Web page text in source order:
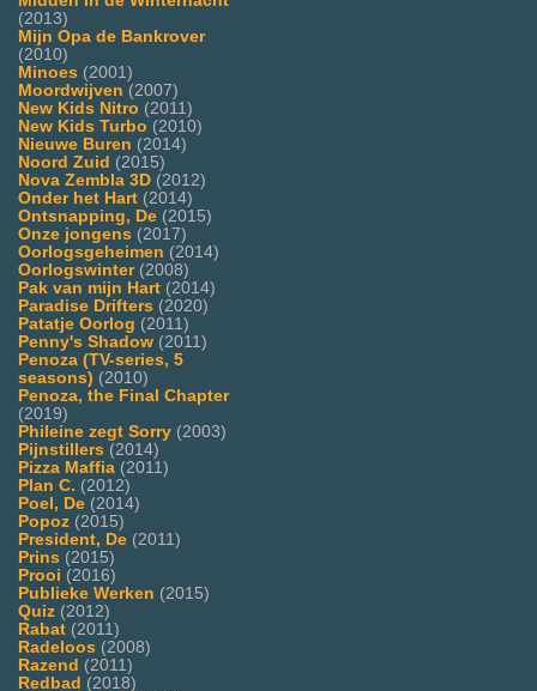
(2013)
Mijn Opa de Bankrover
(2010)
Minoes (2001)
Moordwijven (2007)
New Kids Nitro (2011)
New Kids Turbo (2010)
Nieuwe Buren (2014)
Noord Zuid (2015)
Nova Zembla 3D (2012)
Onder het Hart (2014)
Ontsnapping, De (2015)
Onze jongens (2017)
Oorlogsgeheimen (2014)
Oorlogswinter(2008)
Pak van mijn Hart (2014)
Paradise Drifters (2020)
Patatje Oorlog (2011)
Penny's Shadow (2011)
Penoza (TV-series, 5
seasons) (2010)
Penoza, the Final Chapter
(2019)
Phileine zegt Sorry (2003)
Pijnstillers (2014)
Pizza Maffia (2011)
Plan C. (2012)
Poel, De (2014)
Popoz (2015)
President, De (2011)
Prins (2015)
Prooi (2016)
Publieke Werken (2015)
Quiz (2012)
Rabat (2011)
Radeloos (2008)
Razend (2011)
Redbad (2018)